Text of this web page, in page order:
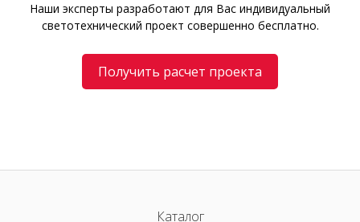
Наши эксперты разработают для Вас индивидуальный
светотехнический проект совершенно бесплатно.
Получить расчет проекта
Каталог